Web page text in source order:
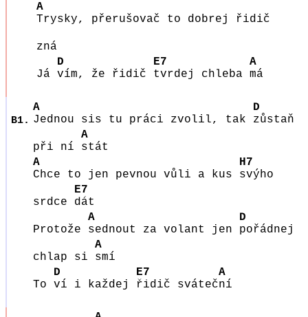
A
Trysky, přerušovač to dobrej řidič
zná
Já
D
vím, že řidič
E7
tvrdej chleba
A
má
B1.
A
Jednou sis tu práci zvolil, tak
D
zůstaň
při ní
A
stát
A
Chce to jen pevnou vůli a kus
H7
svýho
srdce
E7
dát
Protože
A
sednout za volant jen
D
pořádnej
chlap si
A
smí
To
D
ví i každej
E7
řidič sváteč
A
ní